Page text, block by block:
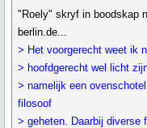
"Roely" skryf in boodskap
berlin.de...
> Het voorgerecht weet ik
> hoofdgerecht wel licht
> namelijk een
filosoof
> geheten. Daarbij diverse